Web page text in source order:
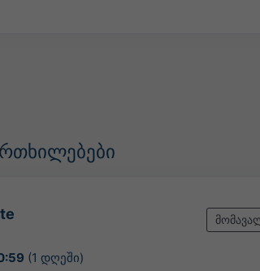
(1 დღეში)